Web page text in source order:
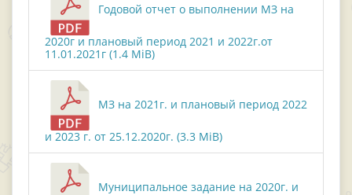
Годовой отчет о выполнении МЗ на
2020г и плановый период 2021 и 2022г.от
11.01.2021г (1.4 MiB)
МЗ на 2021г. и плановый период 2022
и 2023 г. от 25.12.2020г. (3.3 MiB)
Муниципальное задание на 2020г. и